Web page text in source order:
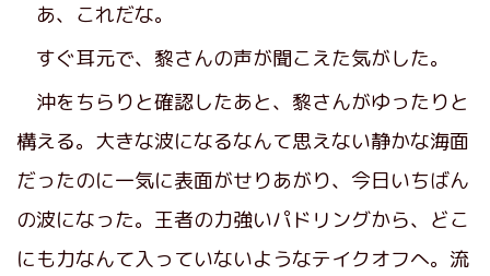
あ、これだな。
すぐ耳元で、黎さんの声が聞こえた気がした。
沖をちらりと確認したあと、黎さんがゆったりと
構える。大きな波になるなんて思えない静かな海面
だったのに一気に表面がせりあがり、今日いちばん
の波になった。王者の力強いパドリングから、どこ
にも力なんて入っていないようなテイクオフへ。流